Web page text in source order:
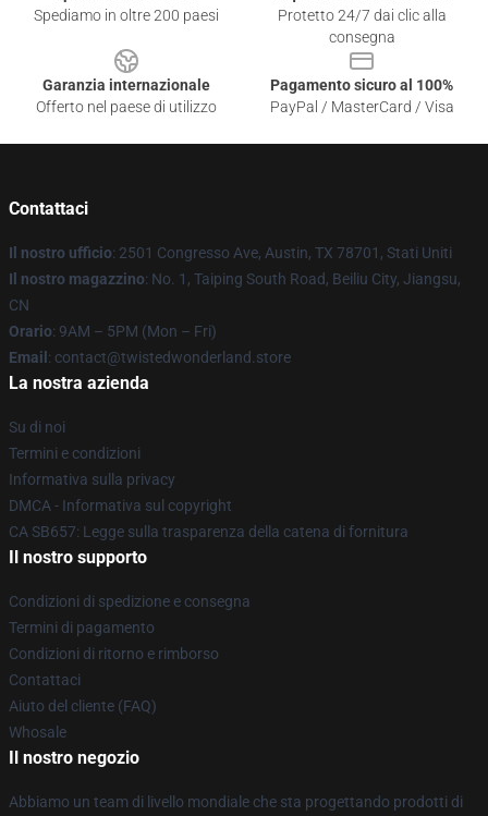
Spediamo in oltre 200 paesi
Protetto 24/7 dai clic alla
consegna
Garanzia internazionale
Offerto nel paese di utilizzo
Pagamento sicuro al 100%
PayPal / MasterCard / Visa
Contattaci
Il nostro ufficio: 2501 Congresso Ave, Austin, TX 78701, Stati Uniti
Il nostro magazzino: No. 1, Taiping South Road, Beiliu City, Jiangsu,
CN
Orario: 9AM – 5PM (Mon – Fri)
Email : contact@twistedwonderland.store
La nostra azienda
Su di noi
Termini e condizioni
Informativa sulla privacy
DMCA - Informativa sul copyright
CA SB657: Legge sulla trasparenza della catena di fornitura
Il nostro supporto
Condizioni di spedizione e consegna
Termini di pagamento
Condizioni di ritorno e rimborso
Contattaci
Aiuto del cliente (FAQ)
Whosale
Il nostro negozio
Abbiamo un team di livello mondiale che sta progettando prodotti di